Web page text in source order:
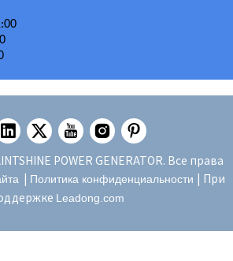
POWER GENERATOR. Все права
| Политика конфиденциальности | При
Leadong.com